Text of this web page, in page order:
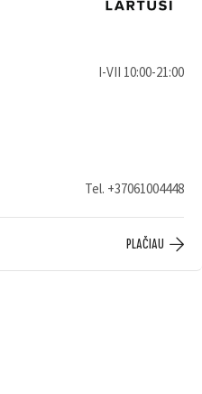
I-VII 10:00-21:00
Tel. +37061004448
PLAČIAU